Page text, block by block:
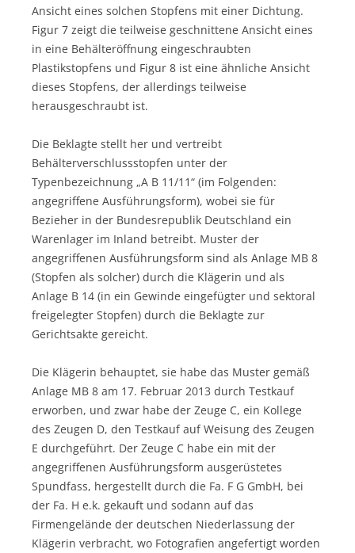
Ansicht eines solchen Stopfens mit einer Dichtung.
Figur 7 zeigt die teilweise geschnittene Ansicht eines
in eine Behälteröffnung eingeschraubten
Plastikstopfens und Figur 8 ist eine ähnliche Ansicht
dieses Stopfens, der allerdings teilweise
herausgeschraubt ist.
Die Beklagte stellt her und vertreibt
Behälterverschlussstopfen unter der
Typenbezeichnung „A B 11/11“ (im Folgenden:
angegriffene Ausführungsform), wobei sie für
Bezieher in der Bundesrepublik Deutschland ein
Warenlager im Inland betreibt. Muster der
angegriffenen Ausführungsform sind als Anlage MB 8
(Stopfen als solcher) durch die Klägerin und als
Anlage B 14 (in ein Gewinde eingefügter und sektoral
freigelegter Stopfen) durch die Beklagte zur
Gerichtsakte gereicht.
Die Klägerin behauptet, sie habe das Muster gemäß
Anlage MB 8 am 17. Februar 2013 durch Testkauf
erworben, und zwar habe der Zeuge C, ein Kollege
des Zeugen D, den Testkauf auf Weisung des Zeugen
E durchgeführt. Der Zeuge C habe ein mit der
angegriffenen Ausführungsform ausgerüstetes
Spundfass, hergestellt durch die Fa. F G GmbH, bei
der Fa. H e.k. gekauft und sodann auf das
Firmengelände der deutschen Niederlassung der
Klägerin verbracht, wo Fotografien angefertigt worden